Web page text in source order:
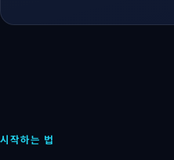
시작하는 법